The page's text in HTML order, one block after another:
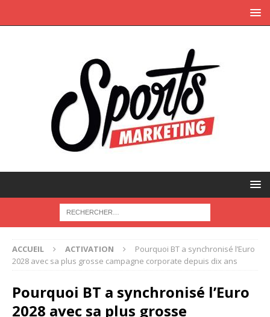
ACCUEIL ACTIVATION
Pourquoi BT a synchronisé l’Euro
2028 avec sa plus grosse campagne corporate depuis dix ans
Pourquoi BT a synchronisé l’Euro
2028 avec sa plus grosse